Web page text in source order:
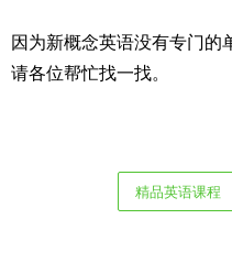
因为新概念英语没有专门的
请各位帮忙找一找。
精品英语课程